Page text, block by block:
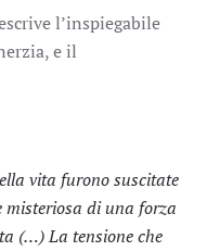
l’inspiegabile
e il
vita furono suscitate
di una forza
(…) La tensione che